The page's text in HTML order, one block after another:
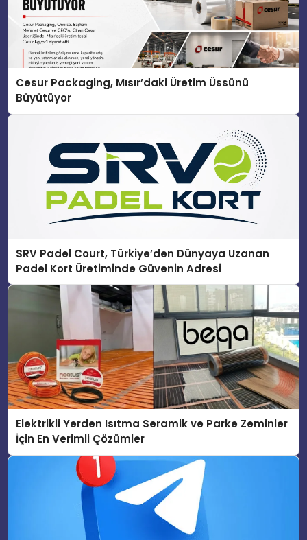
Cesur Packaging, Mısır’daki Üretim Üssünü
Büyütüyor
SRV Padel Court, Türkiye’den Dünyaya Uzanan
Padel Kort Üretiminde Güvenin Adresi
Elektrikli Yerden Isıtma Seramik ve Parke Zeminler
İçin En Verimli Çözümler